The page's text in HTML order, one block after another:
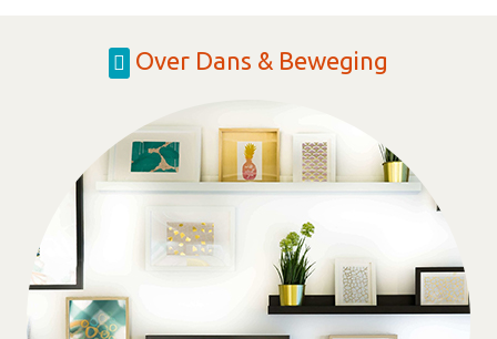
Over Dans & Beweging